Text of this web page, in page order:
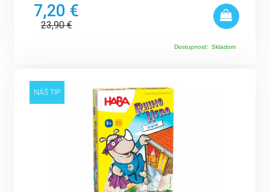
7,20 €
23,90€
Dostupnosť: Skladom
NÁŠ TIP